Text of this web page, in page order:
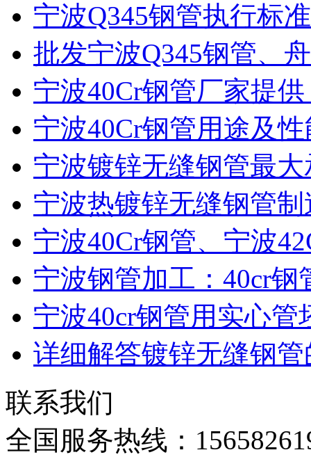
宁波Q345钢管执行标
批发宁波Q345钢管、
宁波40Cr钢管厂家提供
宁波40Cr钢管用途及
宁波镀锌无缝钢管最
宁波热镀锌无缝钢管
宁波40Cr钢管、宁波
宁波钢管加工：40cr钢
宁波40cr钢管用实心管
详细解答镀锌无缝钢
联系我们
全国服务热线：